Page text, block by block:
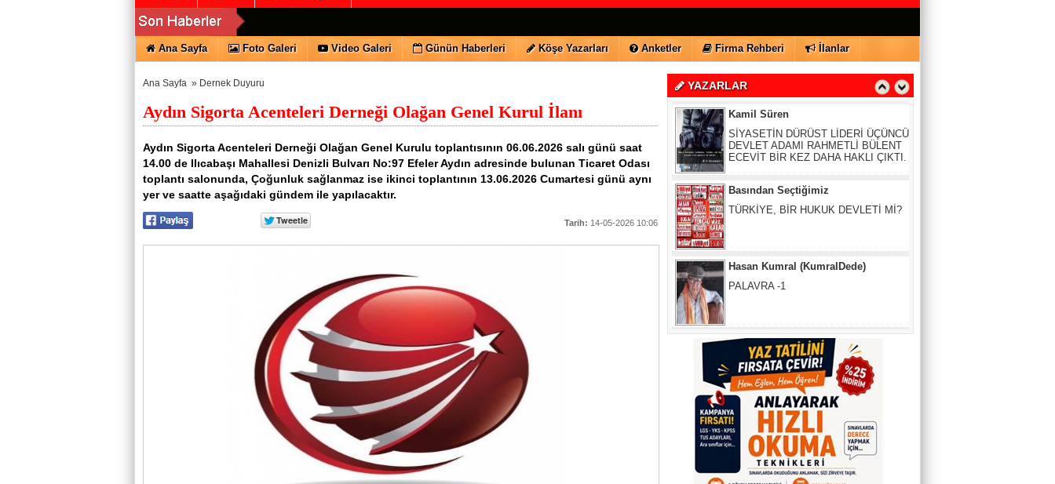
Ana Sayfa Foto Galeri Video Galeri Günün Haberleri Köşe Yazarları Anketler Firma Rehberi İlanlar
Ana Sayfa » Dernek Duyuru
Aydın Sigorta Acenteleri Derneği Olağan Genel Kurul İlanı
Aydın Sigorta Acenteleri Derneği Olağan Genel Kurulu toplantısının 06.06.2026 salı günü saat
14.00 de Ilıcabaşı Mahallesi Denizli Bulvarı No:97 Efeler Aydın adresinde bulunan Ticaret Odası
toplantı salonunda, Çoğunluk sağlanmaz ise ikinci toplantının 13.06.2026 Cumartesi günü aynı
yer ve saatte aşağıdaki gündem ile yapılacaktır.
Tarih: 14-05-2026 10:06
YAZARLAR
Önlemenin Yolu Doğru Değerlemeden
Kamil Süren
SİYASETİN DÜRÜST LİDERİ ÜÇÜNCÜ
DEVLET ADAMI RAHMETLİ BÜLENT
ECEVİT BİR KEZ DAHA HAKLI ÇIKTI.
Basından Seçtiğimiz
TÜRKİYE, BİR HUKUK DEVLETİ Mİ?
Hasan Kumral (KumralDede)
Arzu Özer
Selin Esen Güneş
Bandırma" vapuru normal rotasında
gitseydi, batırılacaktı
Yeşil Köşe
Türkiye dünyanın atık deposu haline